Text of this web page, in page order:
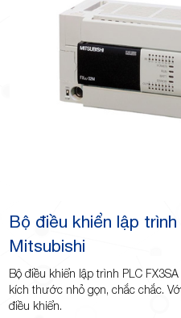
Bộ điều khiển lập
Mitsubishi
Bộ điều khiển lập trình PLC
kích thước nhỏ gọn, chắc chắc.
điều khiển.